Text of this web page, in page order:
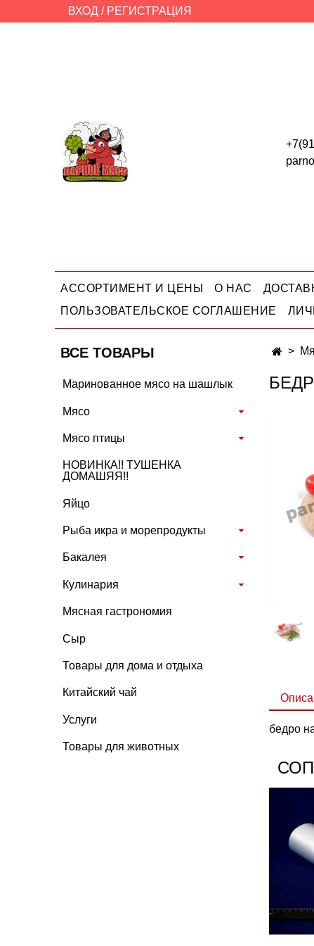
ВХОД / РЕГИСТРАЦИЯ
АССОРТИМЕНТ И ЦЕНЫ О НАС
ПОЛЬЗОВАТЕЛЬСКОЕ СОГЛАШЕНИЕ
бедро
ВСЕ ТОВАРЫ
Маринованное мясо на шашлык
Мясо
Мясо птицы
НОВИНКА!! ТУШЕНКА
ДОМАШЯЯ!!
Яйцо
Рыба икра и морепродукты
Бакалея
Кулинария
Мясная гастрономия
Сыр
Товары для дома и отдыха
Китайский чай
Услуги
Товары для животных